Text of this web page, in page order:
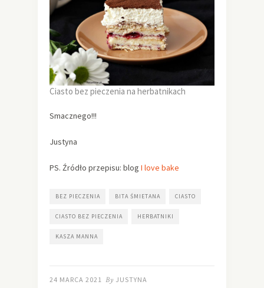
Ciasto bez pieczenia na herbatnikach
Smacznego!!!
Justyna
PS. Źródło przepisu: blog I love bake
BEZ PIECZENIA BITA ŚMIETANA CIASTO
CIASTO BEZ PIECZENIA HERBATNIKI
KASZA MANNA
24 MARCA 2021 By JUSTYNA